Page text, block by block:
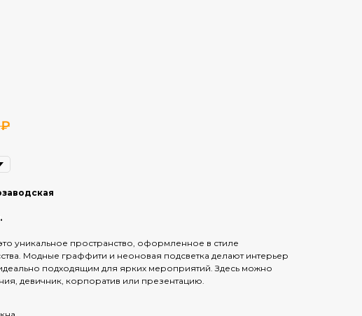
₽
уникальное пространство, оформленное в стиле
Модные граффити и неоновая подсветка делают интерьер
подходящим для ярких мероприятий. Здесь можно
девичник, корпоратив или презентацию.